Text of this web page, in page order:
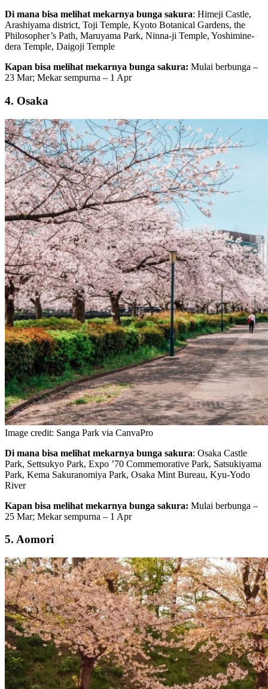
Di mana bisa melihat mekarnya bunga sakura: Himeji Castle,
Arashiyama district, Toji Temple, Kyoto Botanical Gardens, the
Philosopher’s Path, Maruyama Park, Ninna-ji Temple, Yoshimine-
dera Temple, Daigoji Temple
Kapan bisa melihat mekarnya bunga sakura: Mulai berbunga –
23 Mar; Mekar sempurna – 1 Apr
4. Osaka
Image credit: Sanga Park via CanvaPro
Di mana bisa melihat mekarnya bunga sakura: Osaka Castle
Park, Settsukyo Park, Expo ’70 Commemorative Park, Satsukiyama
Park, Kema Sakuranomiya Park, Osaka Mint Bureau, Kyu-Yodo
River
Kapan bisa melihat mekarnya bunga sakura: Mulai berbunga –
25 Mar; Mekar sempurna – 1 Apr
5. Aomori